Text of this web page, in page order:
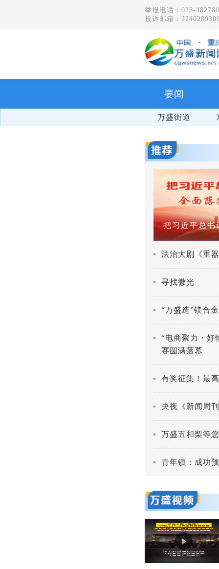
举报电话：023-
投诉邮箱：
要闻
万盛街道
法治大剧《重
寻找微光
“万盛造”镁合
“电商聚力・好
赛圆满落幕
有奖征集！最
央视《新闻周
万盛五和梨等
青年镇：成功